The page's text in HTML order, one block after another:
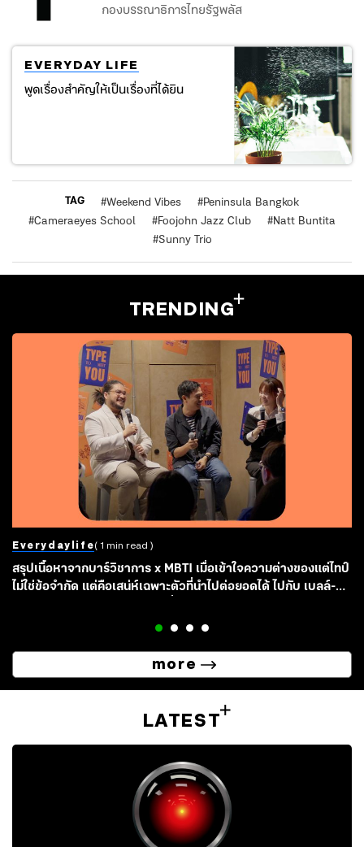
กองบรรณาธิการไทยรัฐพลัส
EVERYDAY LIFE
พูดเรื่องสำคัญให้เป็นเรื่องที่ได้ยิน
TAG #Weekend Vibes #Peninsula Bangkok
#Cameraeyes School #Foojohn Jazz Club #Natt Buntita
#Sunny Trio
TRENDING
Everydaylife( 1 min read )
สรุปเนื้อหาจากบาร์วิชาการ x MBTI เมื่อเข้าใจความต่างของแต่ไทป์
ไม่ใช่ข้อจำกัด แต่คือเสน่ห์เฉพาะตัวที่นำไปต่อยอดได้ ไปกับ เบลล์-
more
LATEST